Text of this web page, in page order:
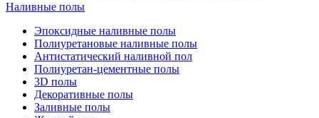
Наливные полы
Эпоксидные наливные полы
Полиуретановые наливные полы
Антистатический наливной пол
Полиуретан-цементные полы
3D полы
Декоративные полы
Заливные полы